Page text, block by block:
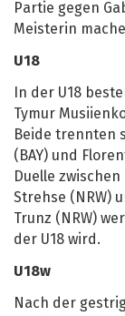
Partie gegen
Meisterin
U18
In der U18
Tymur
Beide trennten
(BAY) und
Duelle
Strehse (NRW)
Trunz (NRW)
der U18 wird.
U18w
Nach der